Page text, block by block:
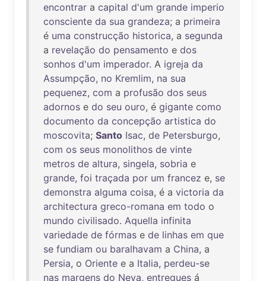
encontrar a capital d'um grande imperio
consciente da sua grandeza; a primeira
é uma construcção historica, a segunda
a revelação do pensamento e dos
sonhos d'um imperador. A igreja da
Assumpção, no Kremlim, na sua
pequenez, com a profusão dos seus
adornos e do seu ouro, é gigante como
documento da concepção artistica do
moscovita; Santo Isac, de Petersburgo,
com os seus monolithos de vinte
metros de altura, singela, sobria e
grande, foi traçada por um francez e, se
demonstra alguma coisa, é a victoria da
architectura greco-romana em todo o
mundo civilisado. Aquella infinita
variedade de fórmas e de linhas em que
se fundiam ou baralhavam a China, a
Persia, o Oriente e a Italia, perdeu-se
nas margens do Neva, entregues á